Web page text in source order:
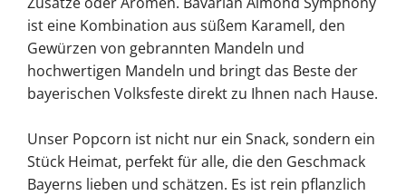
ist eine Kombination aus süßem Karamell, den
Gewürzen von gebrannten Mandeln und
hochwertigen Mandeln und bringt das Beste der
bayerischen Volksfeste direkt zu Ihnen nach Hause.
Unser Popcorn ist nicht nur ein Snack, sondern ein
Stück Heimat, perfekt für alle, die den Geschmack
Bayerns lieben und schätzen. Es ist rein pflanzlich